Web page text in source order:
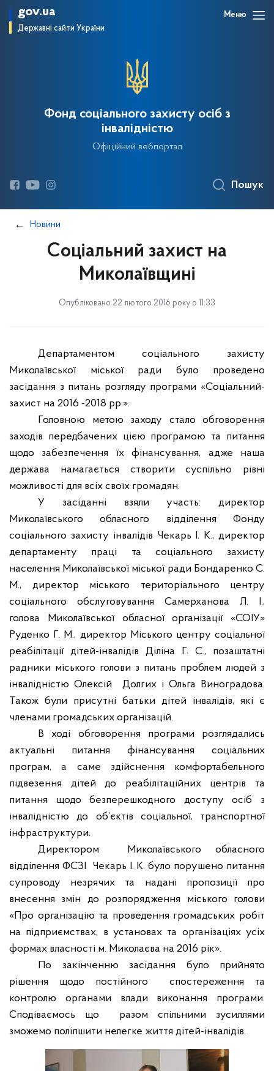
gov.ua
Державні сайти України
Меню
Фонд соціального захисту осіб з
інвалідністю
Офіційний вебпортал
Пошук
Новини
Соціальний захист на
Миколаївщині
Опубліковано 22 лютого 2016 року о 11:33
Департаментом соціального захисту
Миколаївської міської ради було проведено
засідання з питань розгляду програми «Соціальний-
захист на 2016 -2018 рр.».
Головною метою заходу стало обговорення
заходів передбачених цією програмою та питання
щодо забезпечення їх фінансування, адже наша
держава намагається створити суспільно рівні
можливості для всіх своїх громадян.
У засіданні взяли участь: директор
Миколаївського обласного відділення Фонду
соціального захисту інвалідів Чекарь І. К., директор
департаменту праці та соціального захисту
населення Миколаївської міської ради Бондаренко С.
М., директор міського територіального центру
соціального обслуговування Самерханова Л. І.,
голова Миколаївської обласної організації «СОІУ»
Руденко Г. М., директор Міського центру соціальної
реабілітації дітей-інвалідів Діліна Г. С., позаштатні
радники міського голови з питань проблем людей з
інвалідністю Олексій
Долгих і Ольга Виноградова.
Також були присутні батьки дітей інвалідів, які є
членами громадських організацій.
В ході обговорення програми розглядались
актуальні питання фінансування соціальних
програм, а саме здійснення комфортабельного
підвезення дітей до реабілітаційних центрів та
питання щодо безперешкодного доступу осіб з
інвалідністю до об’єктів соціальної, транспортної
інфраструктури.
Директором
Миколаївського обласного
відділення ФСЗІ
Чекарь І. К. було порушено питання
супроводу незрячих та надані пропозиції про
внесення змін до розпорядження міського голови
«Про організацію та проведення громадських робіт
на підприємствах, в установах та організаціях усіх
формах власності м. Миколаєва на 2016 рік».
По закінченню засідання було прийнято
рішення щодо постійного
спостереження та
контролю органами влади виконання програми.
Сподіваємось що
разом спільними зусиллями
зможемо поліпшити нелегке життя дітей-інвалідів.